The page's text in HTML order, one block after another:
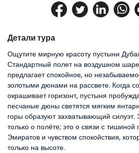
Детали тура
Ощутите мирную красоту пустыни
Стандартный полет на воздушном
предлагает спокойное, но
золотыми дюнами на рассвете. Когда
окрашивает горизонт, пустыня
песчаные дюны светятся мягким
горы образуют захватывающий силуэт.
только о полёте; это о связи с тишиной
Эмиратов и чувством спокойствия,
только на высоте.